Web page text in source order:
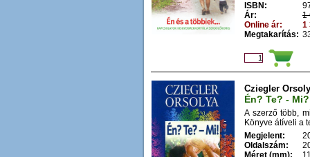
ISBN:
Ár:
1
Online ár:
1
Megtakarítás:
Cziegler
Én? Te? -
A szerző több,
Könyve átíveli a
Megjelent:
Oldalszám:
Méret (mm):